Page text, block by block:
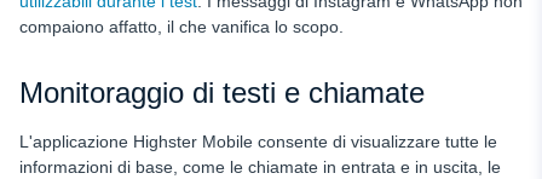
compaiono affatto, il che vanifica lo scopo.
Monitoraggio di testi e chiamate
L'applicazione Highster Mobile consente di visualizzare tutte le
informazioni di base, come le chiamate in entrata e in uscita, le